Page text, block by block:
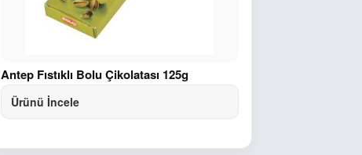
Antep Fıstıklı Bolu Çikolatası 125g
Ürünü İncele